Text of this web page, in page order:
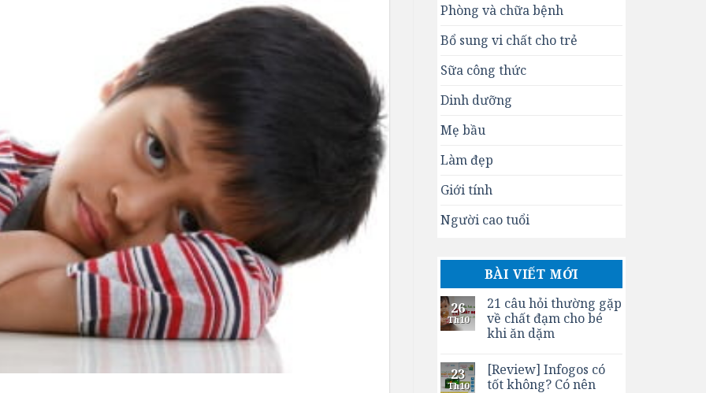
Phòng và chữa bệnh
Bổ sung vi chất cho trẻ
Sữa công thức
Dinh dưỡng
Mẹ bầu
Làm đẹp
Giới tính
Người cao tuổi
BÀI VIẾT MỚI
26
Th10
21 câu hỏi thường gặp
về chất đạm cho bé
khi ăn dặm
23
Th10
[Review] Infogos có
tốt không? Có nên